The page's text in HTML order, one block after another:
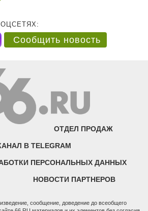
Сообщить новость
ОТДЕЛ ПРОДАЖ
В TELEGRAM
ПЕРСОНАЛЬНЫХ ДАННЫХ
НОВОСТИ ПАРТНЕРОВ
сообщение, доведение до всеобщего